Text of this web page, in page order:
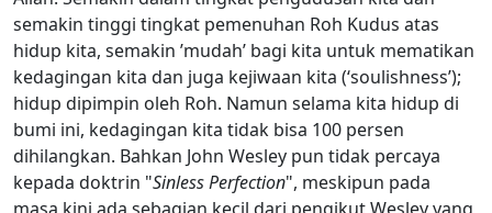
semakin tinggi tingkat pemenuhan Roh Kudus atas
hidup kita, semakin ’mudah’ bagi kita untuk mematikan
kedagingan kita dan juga kejiwaan kita (‘soulishness’);
hidup dipimpin oleh Roh. Namun selama kita hidup di
bumi ini, kedagingan kita tidak bisa 100 persen
dihilangkan. Bahkan John Wesley pun tidak percaya
kepada doktrin "Sinless Perfection", meskipun pada
masa kini ada sebagian kecil dari pengikut Wesley yang